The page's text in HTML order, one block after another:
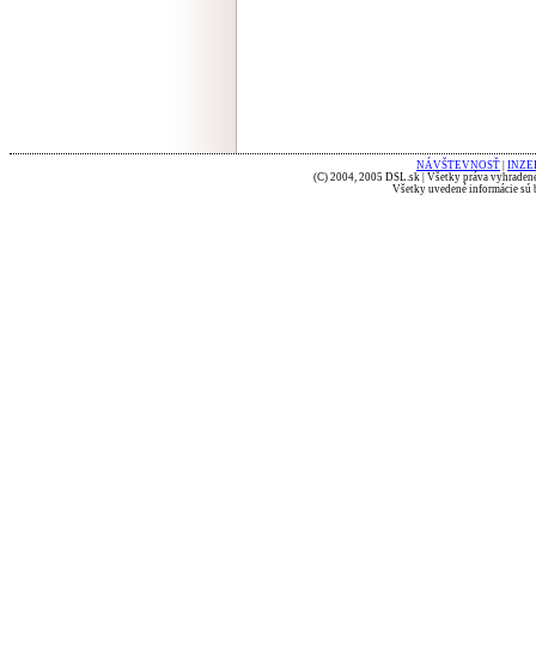
NÁVŠTEVNOSŤ
(C) 2004, 2005 DSL.sk | Všetky práva
Všetky uvedené informácie sú